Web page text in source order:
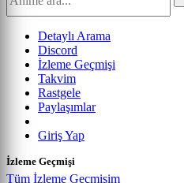
Detaylı Arama
Discord
İzleme Geçmişi
Takvim
Rastgele
Paylaşımlar
Giriş Yap
İzleme Geçmişi
Tüm İzleme Geçmişim